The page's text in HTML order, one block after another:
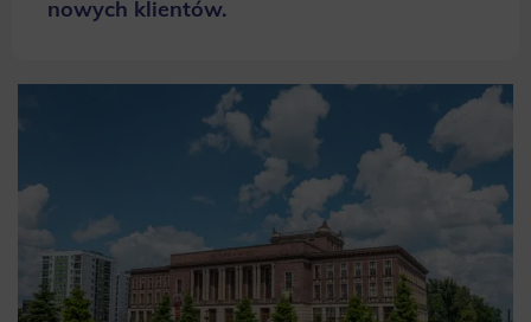
nowych klientów.